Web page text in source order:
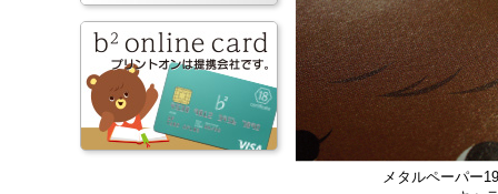
メタルペーパー